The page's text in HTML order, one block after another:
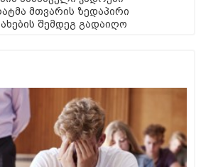
მთვარის ზედაპირი
შემდეგ გადაიღო